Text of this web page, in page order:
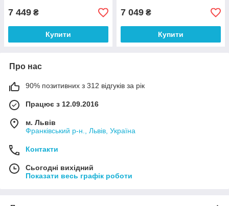
7 449 ₴
Купити
7 049 ₴
Купити
Про нас
90% позитивних з 312 відгуків за рік
Працює з 12.09.2016
м. Львів
Франківський р-н., Львів, Україна
Контакти
Сьогодні вихідний
Показати весь графік роботи